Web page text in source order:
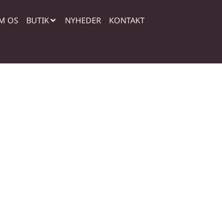
OS BUTIK NYHEDER KONTAKT